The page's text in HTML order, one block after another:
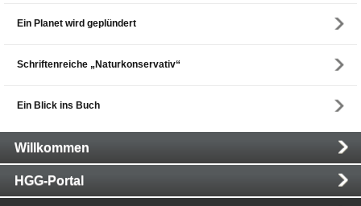
Ein Planet wird geplündert
Schriftenreiche „Naturkonservativ“
Ein Blick ins Buch
Navigation
Willkommen
HGG-Portal